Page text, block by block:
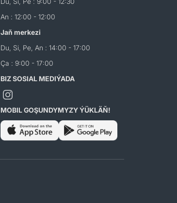
An : 12:00 - 12:00
Jaň merkezi
Du, Si, Pe, An : 14:00 - 17:00
Ça : 9:00 - 17:00
BIZ SOSIAL MEDIÝADA
MOBIL GOŞUNDYMYZY ÝÜKLÄŇ!